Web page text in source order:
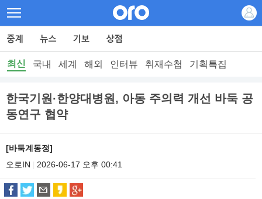
최신 국내 세계 해외 인터뷰 취재수첩 기획특집
한국기원·한양대병원, 아동 주의력 개선 바둑 공
동연구 협약
[바둑계동정]
오로IN
2026-06-17 오후 00:41